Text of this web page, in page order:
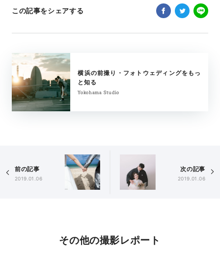
この記事をシェアする
横浜の前撮り・フォトウェディングをもっ
と知る
Yokohama Studio
前の記事
2019.01.06
次の記事
2019.01.06
その他の撮影レポート